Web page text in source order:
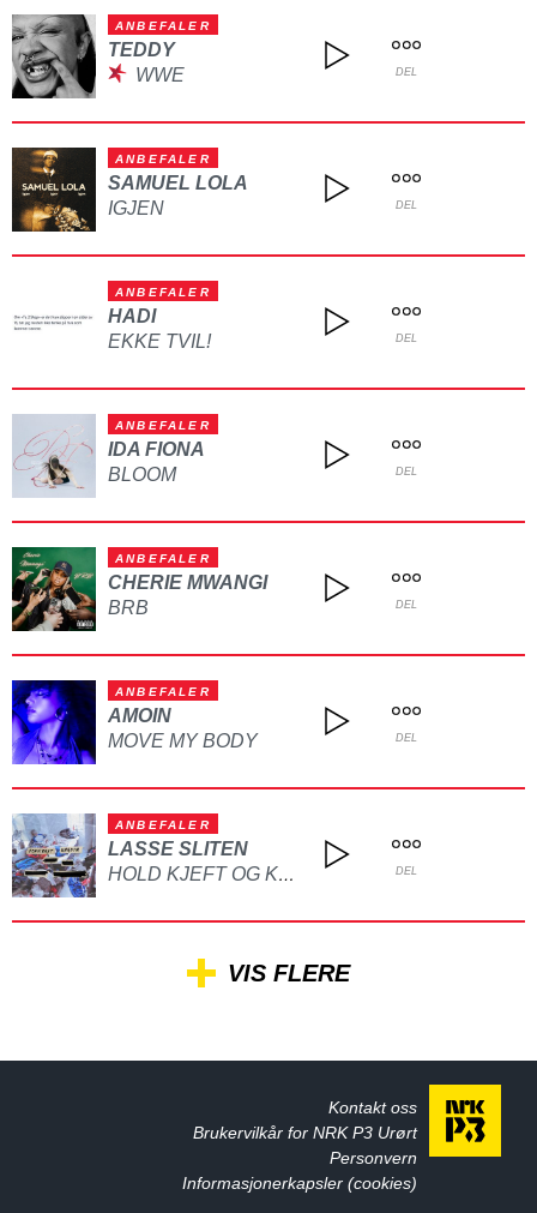
ANBEFALER
TEDDY
WWE
DEL
ANBEFALER
SAMUEL LOLA
IGJEN
DEL
ANBEFALER
HADI
EKKE TVIL!
DEL
ANBEFALER
IDA FIONA
BLOOM
DEL
ANBEFALER
CHERIE MWANGI
BRB
DEL
ANBEFALER
AMOIN
MOVE MY BODY
DEL
ANBEFALER
LASSE SLITEN
HOLD KJEFT OG KYSS MEG DEL
VIS FLERE
Kontakt oss
Brukervilkår for NRK P3 Urørt
Personvern
Informasjonerkapsler (cookies)